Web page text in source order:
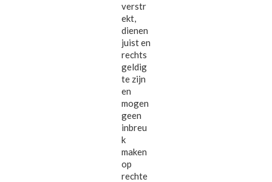
verstr
ekt,
dienen
juist en
rechts
geldig
te zijn
en
mogen
geen
inbreu
k
maken
op
rechte